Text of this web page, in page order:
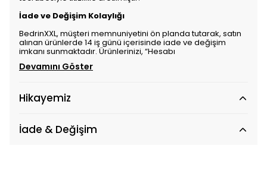
İade ve Değişim Kolaylığı
BedrinXXL, müşteri memnuniyetini ön planda tutarak, satın
alınan ürünlerde 14 iş günü içerisinde iade ve değişim
imkanı sunmaktadır. Ürünlerinizi, “Hesabı
Devamını Göster
Hikayemiz
İade & Değişim